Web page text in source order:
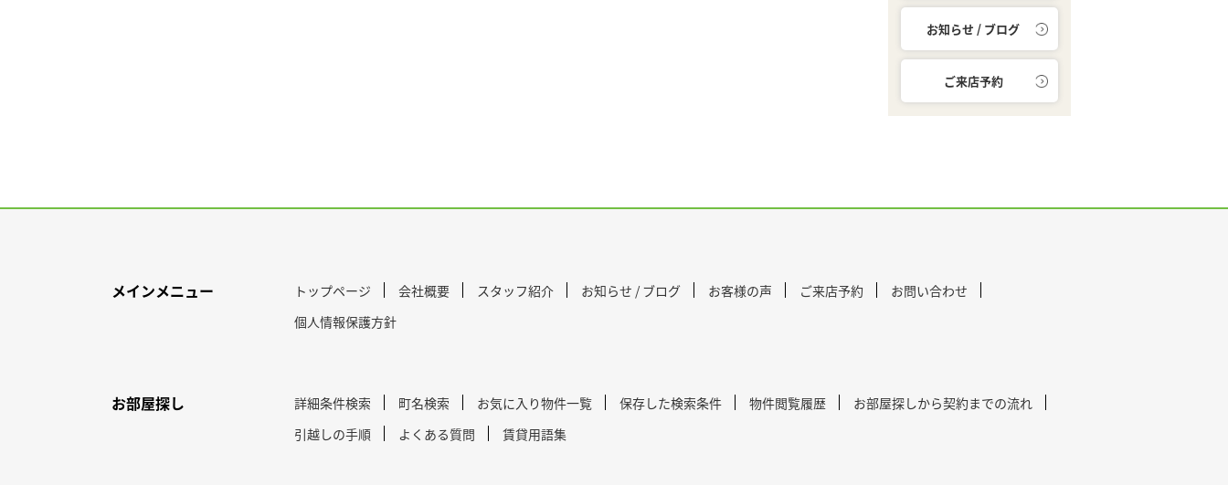
お知らせ / ブログ
ご来店予約
メインメニュー トップページ 会社概要 スタッフ紹介 お知らせ / ブログ お客様の声 ご来店予約
お問い合わせ
個人情報保護方針
お部屋探し 詳細条件検索 町名検索 お気に入り物件一覧 保存した検索条件 物件閲覧履歴
お部屋探しから契約までの流れ
引越しの手順
よくある質問 賃貸用語集